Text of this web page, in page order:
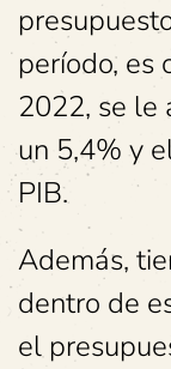
período, es
2022, se le
un 5,4% y
PIB.
Además,
dentro de
el